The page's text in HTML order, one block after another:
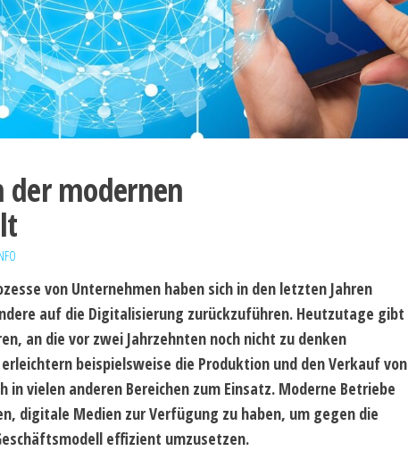
modernen
von Unternehmen haben sich in den letzten Jahren
auf die Digitalisierung zurückzuführen. Heutzutage gibt
an die vor zwei Jahrzehnten noch nicht zu denken
beispielsweise die Produktion und den Verkauf von
in vielen anderen Bereichen zum Einsatz. Moderne Betriebe
digitale Medien zur Verfügung zu haben, um gegen die
effizient umzusetzen.